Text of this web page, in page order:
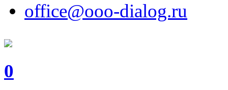
office@ooo-dialog.ru
0